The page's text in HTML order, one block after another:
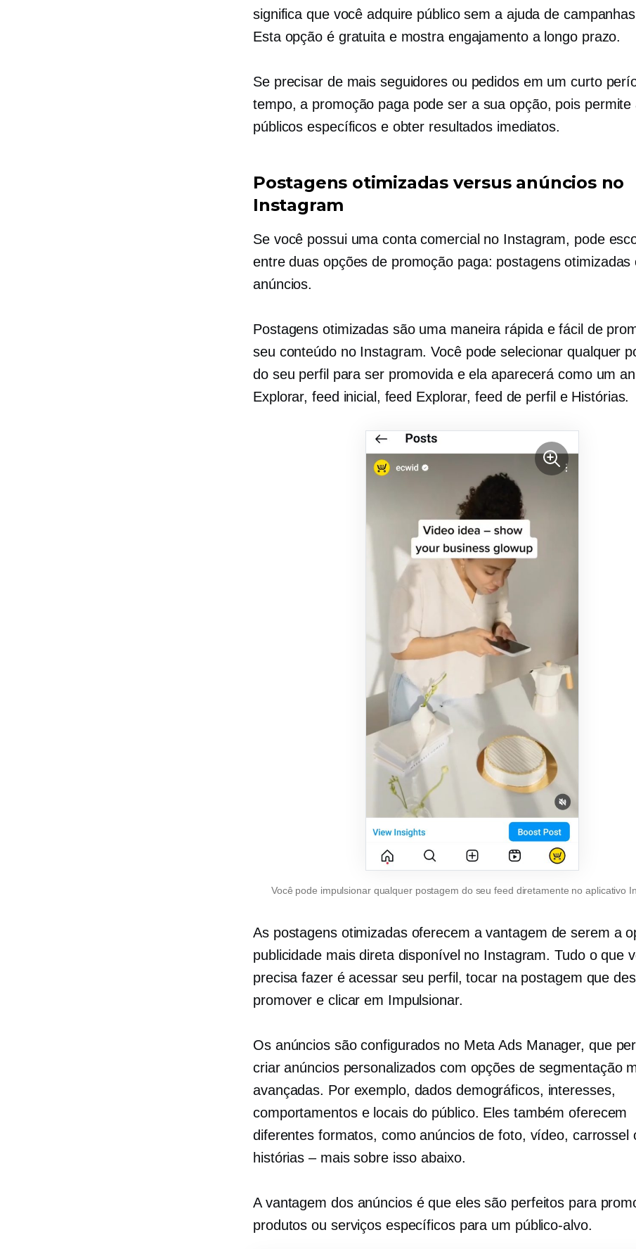
significa que você adquire público sem a ajuda de
Esta opção é gratuita e mostra engajamento a longo prazo.
Se precisar de mais seguidores ou pedidos em um curto
tempo, a promoção paga pode ser a sua opção, pois permite
públicos específicos e obter resultados imediatos.
Postagens otimizadas versus anúncios no
Instagram
Se você possui uma conta comercial no Instagram, pode
entre duas opções de promoção paga: postagens otimizadas
anúncios.
Postagens otimizadas são uma maneira rápida e fácil de
seu conteúdo no Instagram. Você pode selecionar qualquer
do seu perfil para ser promovida e ela aparecerá como um
Explorar, feed inicial, feed Explorar, feed de perfil e Histórias.
Você pode impulsionar qualquer postagem do seu feed diretamente no aplicativo
As postagens otimizadas oferecem a vantagem de serem a
publicidade mais direta disponível no Instagram. Tudo o que
precisa fazer é acessar seu perfil, tocar na postagem que
promover e clicar em Impulsionar.
Os anúncios são configurados no Meta Ads Manager, que
criar anúncios personalizados com opções de segmentação
avançadas. Por exemplo, dados demográficos, interesses,
comportamentos e locais do público. Eles também oferecem
diferentes formatos, como anúncios de foto, vídeo, carrossel
histórias – mais sobre isso abaixo.
A vantagem dos anúncios é que eles são perfeitos para
produtos ou serviços específicos para um público-alvo.